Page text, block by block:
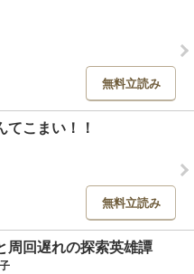
無料立読み
てこまい！！
無料立読み
周回遅れの探索英雄譚